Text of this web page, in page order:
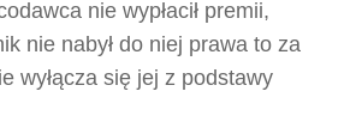
nie wypłacił premii,
nie nabył do niej prawa to za
wyłącza się jej z podstawy